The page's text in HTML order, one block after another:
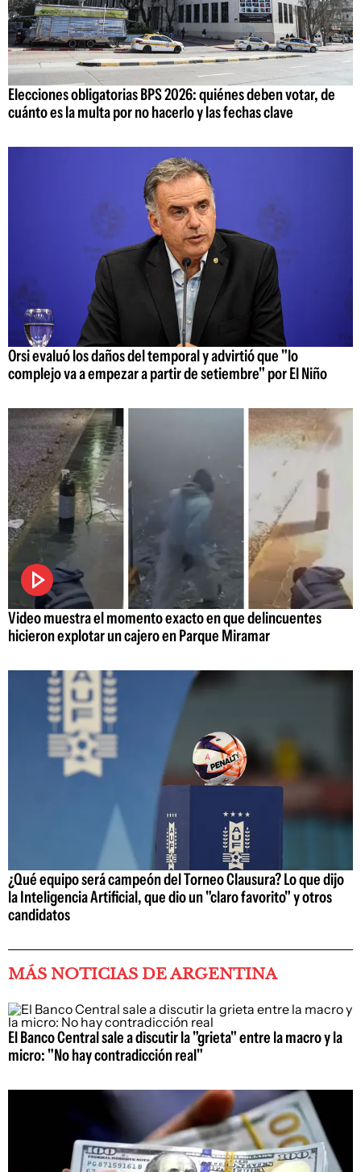
Elecciones obligatorias BPS 2026: quiénes deben votar, de
cuánto es la multa por no hacerlo y las fechas clave
Orsi evaluó los daños del temporal y advirtió que "lo
complejo va a empezar a partir de setiembre" por El Niño
Video muestra el momento exacto en que delincuentes
hicieron explotar un cajero en Parque Miramar
¿Qué equipo será campeón del Torneo Clausura? Lo que dijo
la Inteligencia Artificial, que dio un "claro favorito" y otros
candidatos
MÁS NOTICIAS DE ARGENTINA
El Banco Central sale a discutir la "grieta" entre la macro y la
micro: "No hay contradicción real"